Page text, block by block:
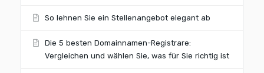
So lehnen Sie ein Stellenangebot elegant ab
Die 5 besten Domainnamen-Registrare:
Vergleichen und wählen Sie, was für Sie richtig ist